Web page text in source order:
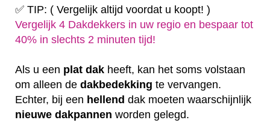
✅ TIP: ( Vergelijk altijd voordat u koopt! )
Vergelijk 4 Dakdekkers in uw regio en bespaar tot
40% in slechts 2 minuten tijd!
Als u een plat dak heeft, kan het soms volstaan
om alleen de dakbedekking te vervangen.
Echter, bij een hellend dak moeten waarschijnlijk
nieuwe dakpannen worden gelegd.